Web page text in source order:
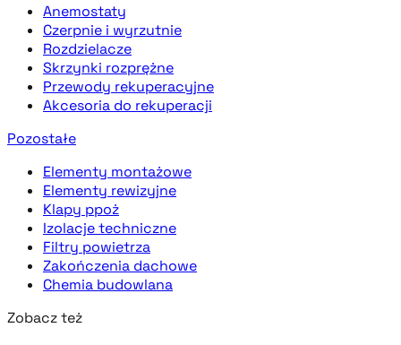
Anemostaty
Czerpnie i wyrzutnie
Rozdzielacze
Skrzynki rozprężne
Przewody rekuperacyjne
Akcesoria do rekuperacji
Pozostałe
Elementy montażowe
Elementy rewizyjne
Klapy ppoż
Izolacje techniczne
Filtry powietrza
Zakończenia dachowe
Chemia budowlana
Zobacz też